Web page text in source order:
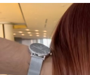
е
я
ц
а